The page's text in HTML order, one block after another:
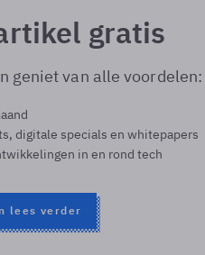
gratis
geniet van alle voordelen:
digitale specials en whitepapers
in en rond tech
lees verder